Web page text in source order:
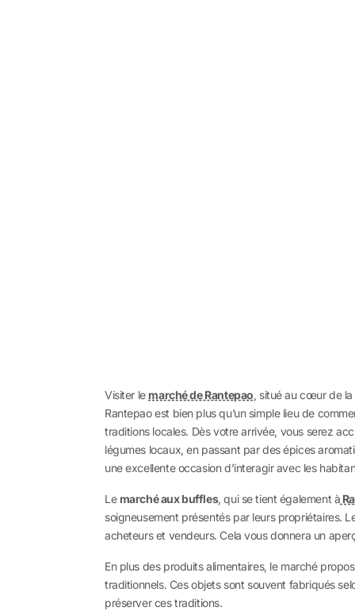
Visiter le marché de Rantepao, situé au cœur de
Rantepao est bien plus qu’un simple lieu de
traditions locales. Dès votre arrivée, vous serez
légumes locaux, en passant par des épices
une excellente occasion d’interagir avec les
Le marché aux buffles, qui se tient également à
soigneusement présentés par leurs propriétaires.
acheteurs et vendeurs. Cela vous donnera un
En plus des produits alimentaires, le marché
traditionnels. Ces objets sont souvent fabriqués
préserver ces traditions.